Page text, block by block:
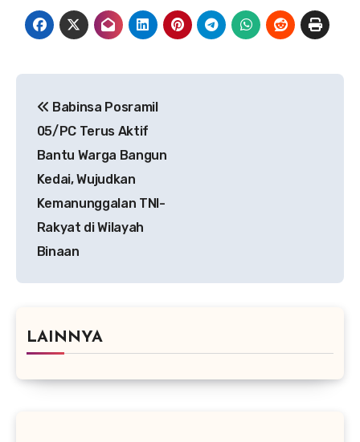
pos
Babinsa Posramil
05/PC Terus Aktif
Bantu Warga Bangun
Kedai, Wujudkan
Kemanunggalan TNI-
Rakyat di Wilayah
Binaan
LAINNYA